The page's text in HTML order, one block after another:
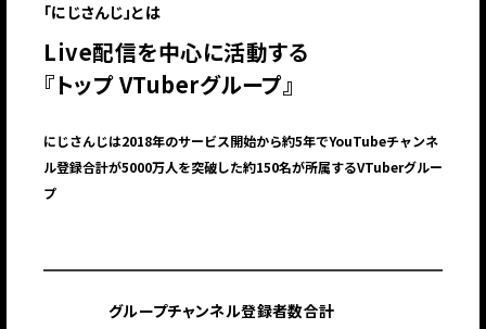
「にじさんじ」とは
Live配信を中心に活動する
『トップ VTuberグループ』
にじさんじは2018年のサービス開始から約5年でYouTubeチャンネ
ル登録合計が5000万人を突破した約150名が所属するVTuberグルー
プ
グループチャンネル登録者数合計